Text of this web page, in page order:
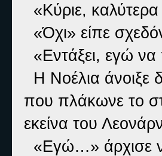
«Κύριε,
«Όχι» είπε
«Εντάξει, εγώ
Η Νοέλια άνοιξε
που πλάκωνε το
εκείνα του
«Εγώ…» άρχισε